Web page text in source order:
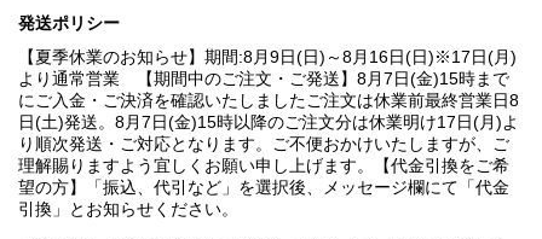
発送ポリシー
【夏季休業のお知らせ】期間:8月9日(日)～8月16日(日)※17日(月)
より通常営業 【期間中のご注文・ご発送】8月7日(金)15時まで
にご入金・ご決済を確認いたしましたご注文は休業前最終営業日8
日(土)発送。8月7日(金)15時以降のご注文分は休業明け17日(月)よ
り順次発送・ご対応となります。ご不便おかけいたしますが、ご
理解賜りますよう宜しくお願い申し上げます。【代金引換をご希
望の方】「振込、代引など」を選択後、メッセージ欄にて「代金
引換」とお知らせください。